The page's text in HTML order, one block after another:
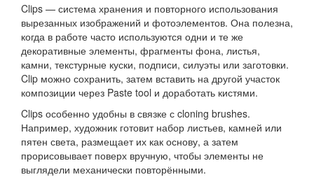
Clips — система хранения и повторного использования
вырезанных изображений и фотоэлементов. Она полезна,
когда в работе часто используются одни и те же
декоративные элементы, фрагменты фона, листья,
камни, текстурные куски, подписи, силуэты или заготовки.
Clip можно сохранить, затем вставить на другой участок
композиции через Paste tool и доработать кистями.
Clips особенно удобны в связке с cloning brushes.
Например, художник готовит набор листьев, камней или
пятен света, размещает их как основу, а затем
прорисовывает поверх вручную, чтобы элементы не
выглядели механически повторёнными.